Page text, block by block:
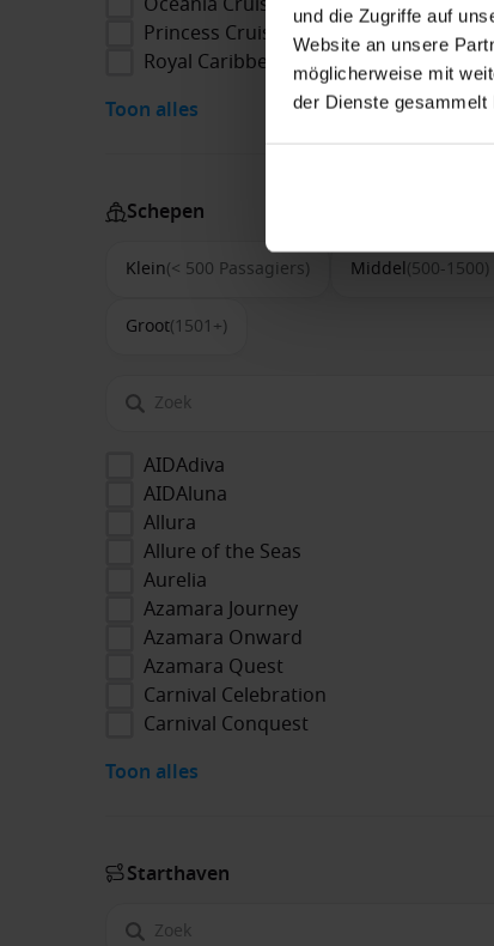
und die Zugriffe auf
Website an unsere
möglicherweise mit
der Dienste gesammelt
Princess Cruises
Royal Caribbean
Toon alles
Schepen
Klein(< 500 Passagiers) Middel(500-1500)
Groot(1501+)
AIDAdiva
AIDAluna
Allura
Allure of the Seas
Aurelia
Azamara Journey
Azamara Onward
Azamara Quest
Carnival Celebration
Carnival Conquest
Toon alles
Start­haven